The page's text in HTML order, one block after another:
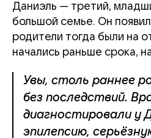
Даниэль — третий,
большой семье. Он
родители тогда были на
начались раньше срока,
Увы, столь раннее
без последствий.
диагностировали у
эпилепсию,